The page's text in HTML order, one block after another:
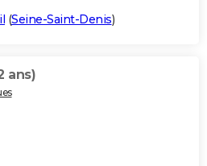
(Seine-Saint-Denis)
ans)